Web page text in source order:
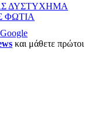
ΔΥΣΤΥΧΗΜΑ
ΦΩΤΙΑ
και μάθετε πρώτοι